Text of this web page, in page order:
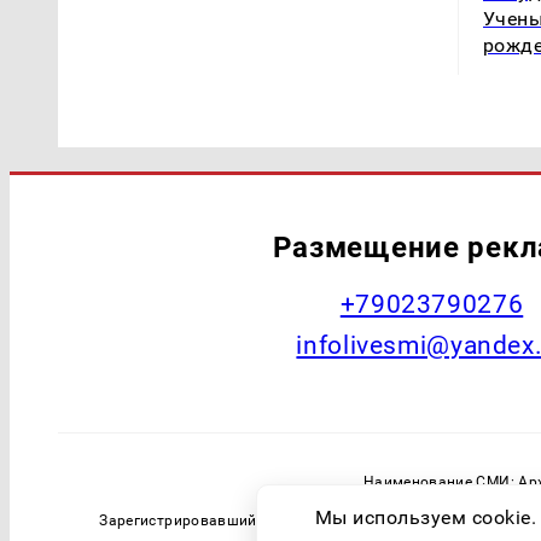
Размещение
+79023790276
Наименование СМИ:
Зарегистрировавший орган: Федеральная служба по
Мы используем